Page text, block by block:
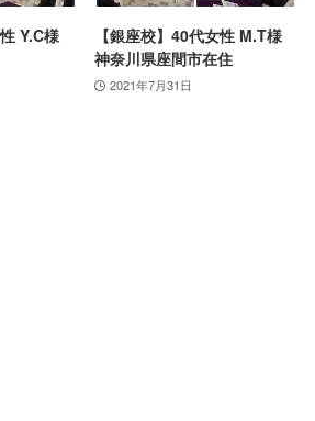
Y.C様
【銀座校】40代女性 M.T様
神奈川県座間市在住
2021年7月31日